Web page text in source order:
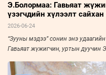
Э.Болормаа: Гавьяат
үзэгчдийн хүлээлт
2026-06-24
“Зууны мэдээ” сонин энэ
Гавьяат жүжигчин, уртын дуучин